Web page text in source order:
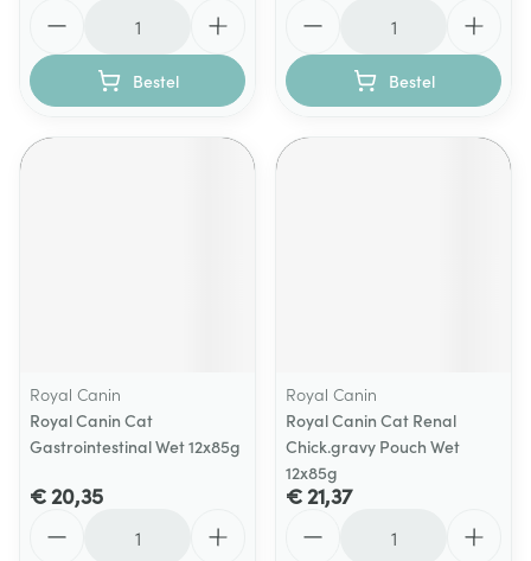
Bestel Bestel
Royal Canin
Royal Canin Cat
Gastrointestinal Wet 12x85g
€ 20,35
Royal Canin
Royal Canin Cat Renal
Chick.gravy Pouch Wet
12x85g
€ 21,37